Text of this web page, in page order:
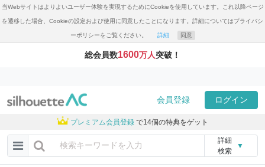
当Webサイトはよりよいユーザー体験を実現するためにCookieを使用しています。これ以降ページ
を遷移した場合、Cookieの設定および使用に同意したことになります。詳細についてはプライバシ
ーポリシーをご覧ください。 詳細 同意
総会員数1600万人突破！
会員登録 ログイン
プレミアム会員登録 で14個の特典をゲット
詳細
検索
▼